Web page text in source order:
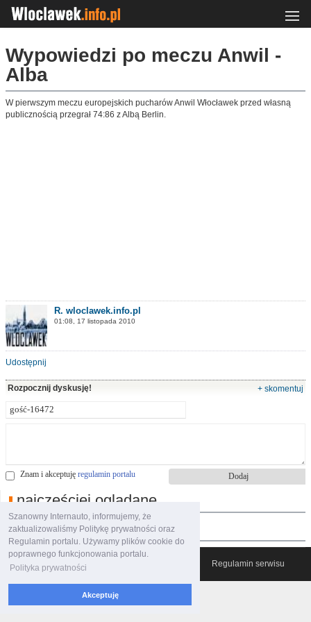
Szanowny Internauto, informujemy, że
zaktualizowaliśmy Politykę prywatności oraz
Regulamin portalu. Używamy plików cookie do
poprawnego funkcjonowania portalu.
Polityka prywatności
Akceptuję
Wypowiedzi po meczu Anwil -
Alba
W pierwszym meczu europejskich pucharów Anwil Włocławek przed własną
publicznością przegrał 74:86 z Albą Berlin.
R. wloclawek.info.pl
01:08, 17 listopada 2010
Udostępnij
Rozpocznij dyskusję! + skomentuj
Znam i akceptuję regulamin portalu
najczęściej oglądane
polecane filmy
© 2007-2026 Włocławski Portal informacyjny Regulamin serwisu